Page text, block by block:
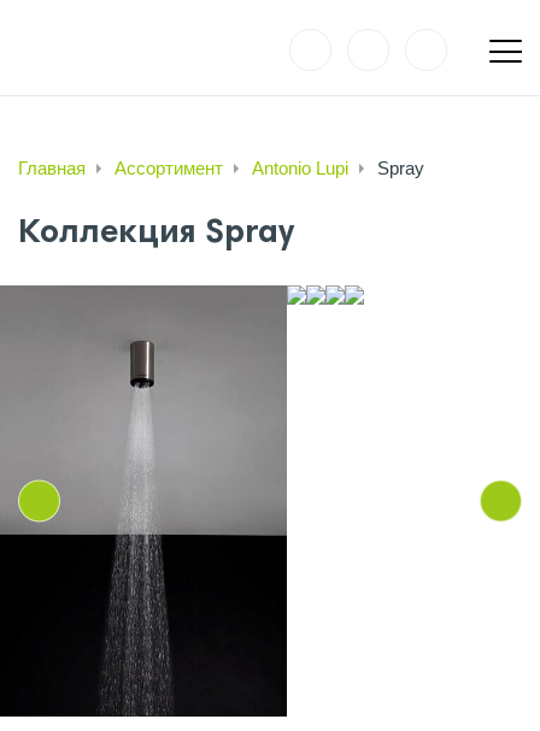
Главная Ассортимент Antonio Lupi Spray
Коллекция Spray